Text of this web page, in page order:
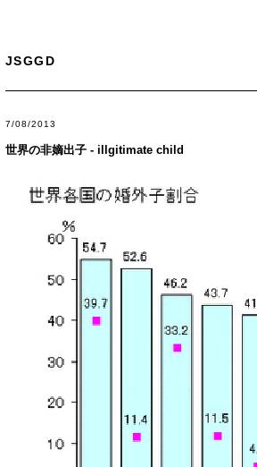
JSGGD
7/08/2013
世界の非嫡出子 - illgitimate child